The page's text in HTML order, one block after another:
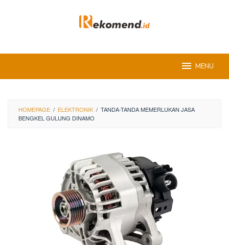
MENU
HOMEPAGE / ELEKTRONIK / TANDA-TANDA MEMERLUKAN JASA
BENGKEL GULUNG DINAMO